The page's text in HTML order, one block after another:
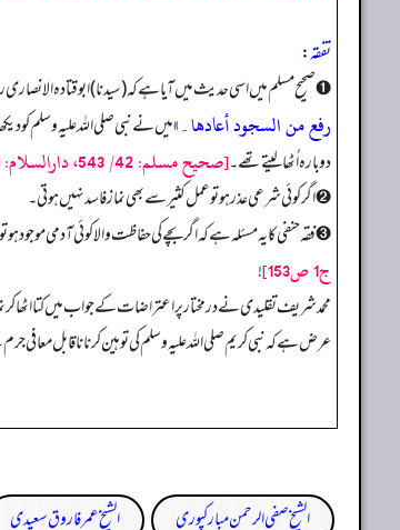
تفقه:
➊ صحیح مسلم میں اسی حدیث میں آیا ہے کہ (سیدنا) ابوقتادہ
رفع من السجود أعادها۔»میں نے نبی صلی اللہ علیہ وسلم
دوبارہ اُٹھا لیتے تھے۔[صحيح مسلم: 42/ 543، دارالسلام: 1213]
➋ اگر کوئی شرعی عذر ہو تو عمل کثیر سے بھی نماز فاسد نہیں ہوتی۔
➌ فقہ حنفی کا یہ مسئلہ ہے کہ اگر بچے کی حفاظت والا کوئی آدمی موجود
ج1 ص153]
!
محمد شریف تقلیدی نے درمختار پر اعتراضات کے جواب میں کتا اٹھا کر نماز
عرض ہے کہ نبی کریم صلی اللہ علیہ وسلم کی توہین کرنا ناقابل معافی
الشیخ صفی الرحمن مبارکپوری
الشیخ عمر فاروق سعیدی